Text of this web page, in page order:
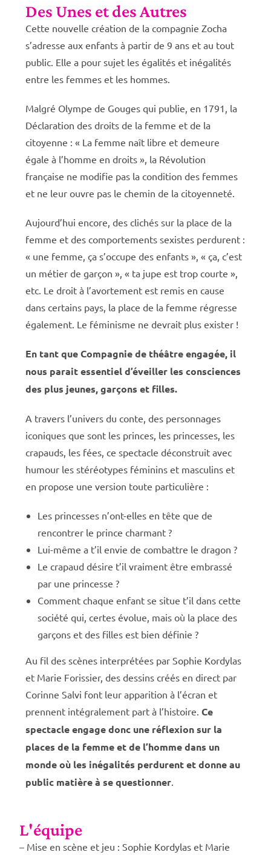
Des Unes et des Autres
Cette nouvelle création de la compagnie Zocha
s’adresse aux enfants à partir de 9 ans et au tout
public. Elle a pour sujet les égalités et inégalités
entre les femmes et les hommes.
Malgré Olympe de Gouges qui publie, en 1791, la
Déclaration des droits de la femme et de la
citoyenne : « La femme naît libre et demeure
égale à l’homme en droits », la Révolution
française ne modifie pas la condition des femmes
et ne leur ouvre pas le chemin de la citoyenneté.
Aujourd’hui encore, des clichés sur la place de la
femme et des comportements sexistes perdurent :
« une femme, ça s’occupe des enfants », « ça, c’est
un métier de garçon », « ta jupe est trop courte »,
etc. Le droit à l’avortement est remis en cause
dans certains pays, la place de la femme régresse
également. Le féminisme ne devrait plus exister !
En tant que Compagnie de théâtre engagée, il
nous parait essentiel d’éveiller les consciences
des plus jeunes, garçons et filles.
A travers l’univers du conte, des personnages
iconiques que sont les princes, les princesses, les
crapauds, les fées, ce spectacle déconstruit avec
humour les stéréotypes féminins et masculins et
en propose une version toute particulière :
Les princesses n’ont-elles en tête que de
rencontrer le prince charmant ?
Lui-même a t’il envie de combattre le dragon ?
Le crapaud désire t’il vraiment être embrassé
par une princesse ?
Comment chaque enfant se situe t’il dans cette
société qui, certes évolue, mais où la place des
garçons et des filles est bien définie ?
Au fil des scènes interprétées par Sophie Kordylas
et Marie Forissier, des dessins créés en direct par
Corinne Salvi font leur apparition à l’écran et
prennent intégralement part à l’histoire.Ce
spectacle engage donc une réflexion sur la
places de la femme et de l’homme dans un
monde où les inégalités perdurent et donne au
public matière à se questionner
L'équipe
– Mise en scène et jeu : Sophie Kordylas et Marie